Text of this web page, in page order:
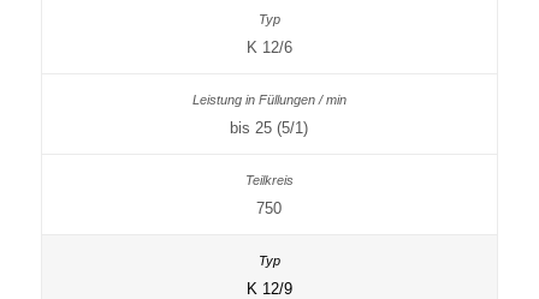
K 12/6
bis 25 (5/1)
750
K 12/9